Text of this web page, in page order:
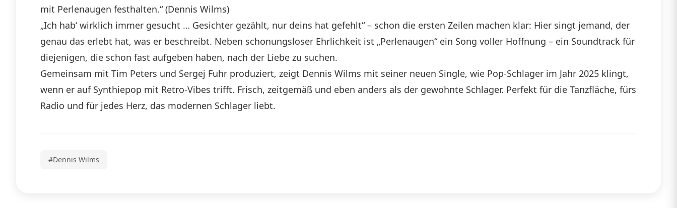
mit Perlenaugen festhalten.“ (Dennis Wilms)
„Ich hab‘ wirklich immer gesucht … Gesichter gezählt, nur deins hat gefehlt“ – schon die ersten Zeilen machen klar: Hier singt jemand, der
genau das erlebt hat, was er beschreibt. Neben schonungsloser Ehrlichkeit ist „Perlenaugen“ ein Song voller Hoffnung – ein Soundtrack für
diejenigen, die schon fast aufgeben haben, nach der Liebe zu suchen.
Gemeinsam mit Tim Peters und Sergej Fuhr produziert, zeigt Dennis Wilms mit seiner neuen Single, wie Pop-Schlager im Jahr 2025 klingt,
wenn er auf Synthiepop mit Retro-Vibes trifft. Frisch, zeitgemäß und eben anders als der gewohnte Schlager. Perfekt für die Tanzfläche, fürs
Radio und für jedes Herz, das modernen Schlager liebt.
#Dennis Wilms